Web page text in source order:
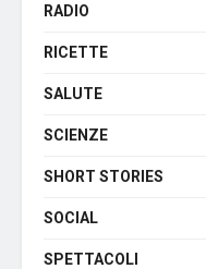
RADIO
RICETTE
SALUTE
SCIENZE
SHORT STORIES
SOCIAL
SPETTACOLI